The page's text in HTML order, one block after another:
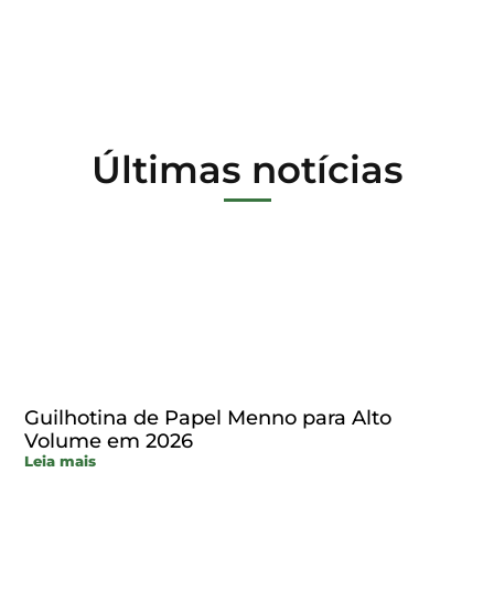
Últimas notícias
Guilhotina de Papel Menno para Alto
Volume em 2026
Leia mais